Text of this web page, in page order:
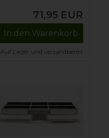
71,95 EUR
In den Warenkorb
Auf Lager und versandbereit